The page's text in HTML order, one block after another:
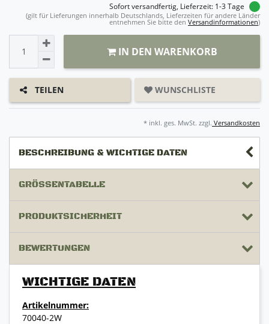
Sofort versandfertig, Lieferzeit: 1-3 Tage
(gilt für Lieferungen innerhalb Deutschlands, Lieferzeiten für andere Länder
entnehmen Sie bitte den Versandinformationen)
IN DEN WARENKORB
TEILEN WUNSCHLISTE
* inkl. ges. MwSt. zzgl. Versandkosten
BESCHREIBUNG & WICHTIGE DATEN
GRÖSSENTABELLE
PRODUKTSICHERHEIT
BEWERTUNGEN
WICHTIGE DATEN
Artikelnummer:
70040-2W